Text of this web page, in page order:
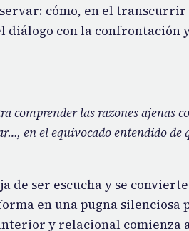
cómo, en el
diálogo con la confrontación
comprender las razones ajenas
en el equivocado entendido de
de ser escucha y se
en una pugna silenciosa
y relacional comienza